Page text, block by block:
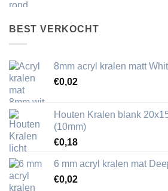
BEST VERKOCHT
8mm acryl kralen matt
€0,02
Houten Kralen blank
(10mm)
€0,18
6 mm acryl kralen mat
€0,02